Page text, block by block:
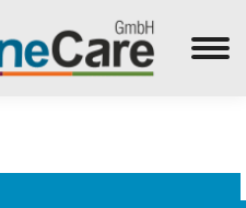
Search: